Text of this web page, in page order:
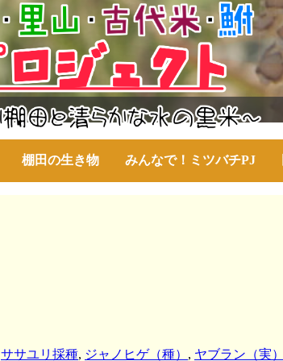
棚田の生き物 みんなで！ミツバチPJ
ササユリ採種, ジャノヒゲ（種） , ヤブラン（実）